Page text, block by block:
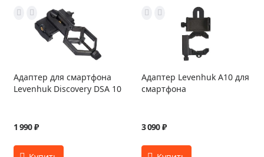
Адаптер для смартфона
Levenhuk Discovery DSA 10
1 990 ₽
Адаптер Levenhuk A10 для
смартфона
3 090 ₽